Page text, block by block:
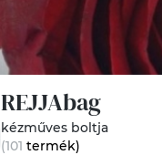
REJJAbag
kézműves boltja
(101 termék)